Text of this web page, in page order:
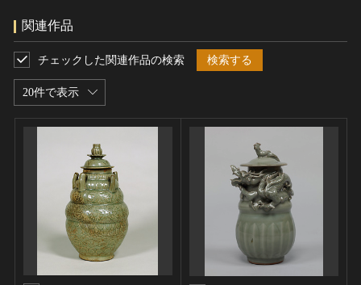
関連作品
20件で表示
チェックした関連作品の検索 検索する